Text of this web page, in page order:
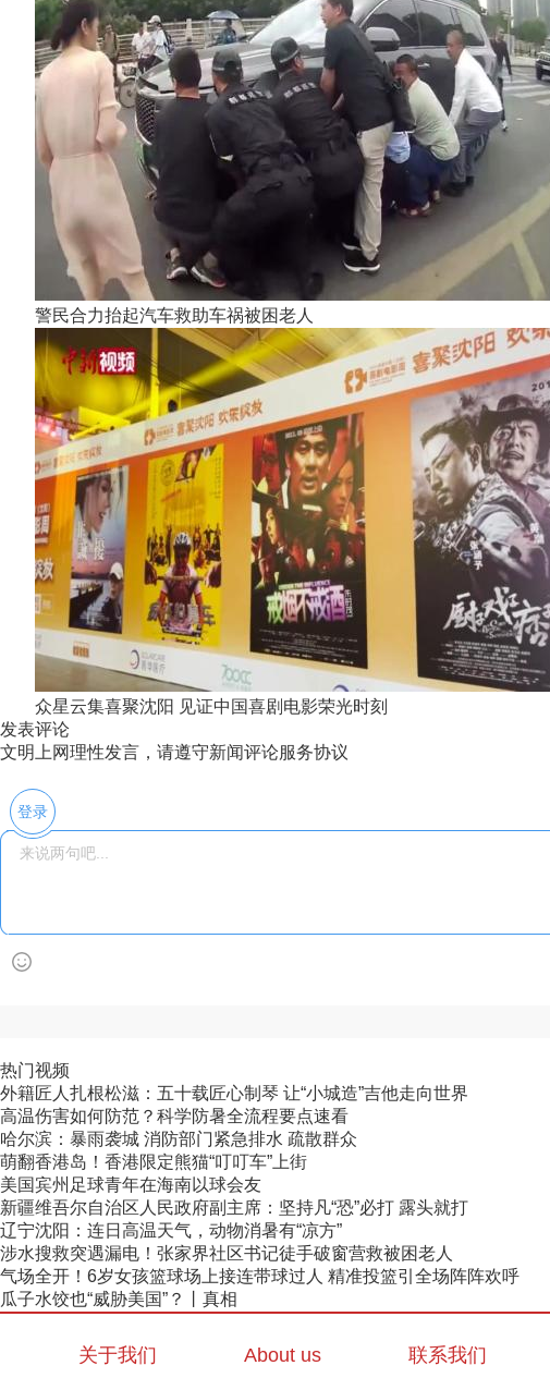
警民合力抬起汽车救助车祸被困老人
众星云集喜聚沈阳 见证中国喜剧电影荣光时刻
发表评论
文明上网理性发言，请遵守新闻评论服务协议
登录
热门视频
外籍匠人扎根松滋：五十载匠心制琴 让“小城造”吉他走向世界
高温伤害如何防范？科学防暑全流程要点速看
哈尔滨：暴雨袭城 消防部门紧急排水 疏散群众
萌翻香港岛！香港限定熊猫“叮叮车”上街
美国宾州足球青年在海南以球会友
新疆维吾尔自治区人民政府副主席：坚持凡“恐”必打 露头就打
辽宁沈阳：连日高温天气，动物消暑有“凉方”
涉水搜救突遇漏电！张家界社区书记徒手破窗营救被困老人
气场全开！6岁女孩篮球场上接连带球过人 精准投篮引全场阵阵欢呼
瓜子水饺也“威胁美国”？丨真相
关于我们 About us 联系我们